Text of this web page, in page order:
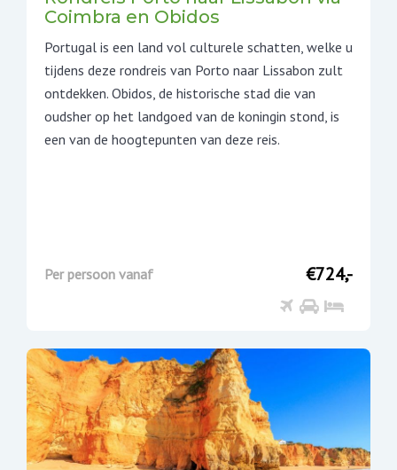
Coimbra en Obidos
Portugal is een land vol culturele schatten, welke u
tijdens deze rondreis van Porto naar Lissabon zult
ontdekken. Obidos, de historische stad die van
oudsher op het landgoed van de koningin stond, is
een van de hoogtepunten van deze reis.
Per persoon vanaf €724,-